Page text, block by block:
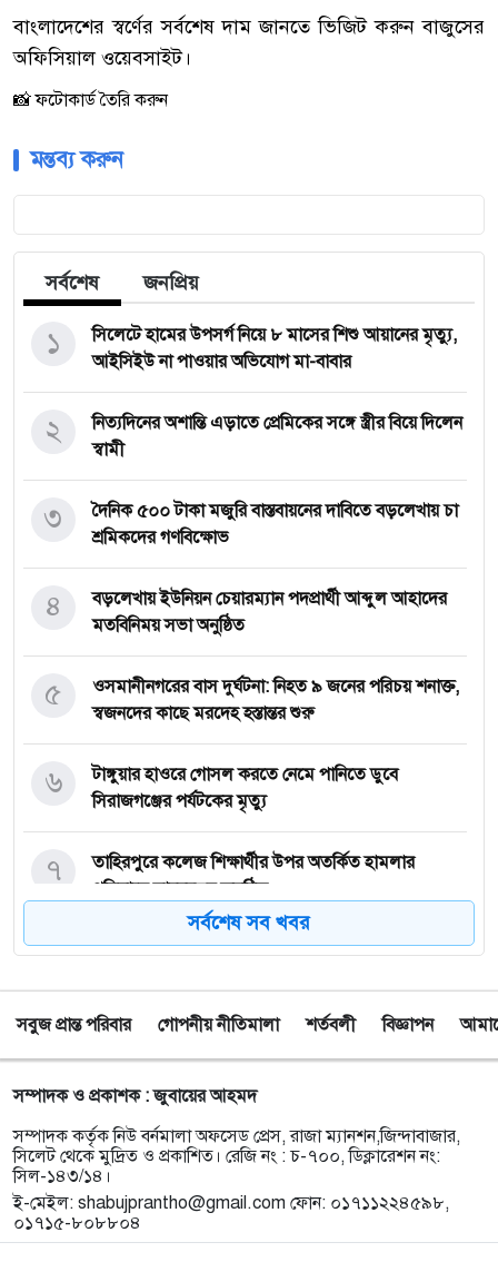
বাংলাদেশের স্বর্ণের সর্বশেষ দাম জানতে ভিজিট করুন বাজুসের
অফিসিয়াল ওয়েবসাইট।
📸 ফটোকার্ড তৈরি করুন
মন্তব্য করুন
সর্বশেষ জনপ্রিয়
সিলেটে হামের উপসর্গ নিয়ে ৮ মাসের শিশু আয়ানের মৃত্যু,
আইসিইউ না পাওয়ার অভিযোগ মা-বাবার
১
নিত্যদিনের অশান্তি এড়াতে প্রেমিকের সঙ্গে স্ত্রীর বিয়ে দিলেন
স্বামী
২
দৈনিক ৫০০ টাকা মজুরি বাস্তবায়নের দাবিতে বড়লেখায় চা
শ্রমিকদের গণবিক্ষোভ
৩
বড়লেখায় ইউনিয়ন চেয়ারম্যান পদপ্রার্থী আব্দুল আহাদের
মতবিনিময় সভা অনুষ্ঠিত
৪
‎ওসমানীনগরের বাস দুর্ঘটনা: নিহত ৯ জনের পরিচয় শনাক্ত,
স্বজনদের কাছে মরদেহ হস্তান্তর শুরু
৫
টাঙ্গুয়ার হাওরে গোসল করতে নেমে পানিতে ডুবে
সিরাজগঞ্জের পর্যটকের মৃত্যু
৬
তাহিরপুরে কলেজ শিক্ষার্থীর উপর অতর্কিত হামলার
প্রতিবাদে মানববন্ধন অনুষ্ঠিত
৭
পাঁচ বন্ধু মিলে ঘুরতে এসেছিলেন সিলেট, কফিনবন্দি হয়ে
৮
সিলেটে অনুষ্ঠান শেষে ফেরার পথে সড়ক দুর্ঘটনায় প্রাণ গেল
তরুণ শিল্পী পেহেলী ভৈরবীর
ওসমানীনগরে ইউনিক ও বেঙ্গল পরিবহনের সংঘর্ষ, নিহত ৯
আহত অন্তত ২৫
১০
ফেসবুক অ্যাড পেমেন্টে যুক্ত হলো ‘বিকাশ
১১
সর্বশেষ সব খবর
সবুজ প্রান্ত পরিবার গোপনীয় নীতিমালা শর্তবলী বিজ্ঞাপন
সম্পাদক ও প্রকাশক : জুবায়ের আহমদ
সম্পাদক কর্তৃক নিউ বর্নমালা অফসেড প্রেস, রাজা ম্যানশন,জিন্দাবাজার,
সিলেট থেকে মুদ্রিত ও প্রকাশিত। রেজি নং : চ-৭০০, ডিক্লারেশন নং:
সিল-১৪৩/১৪।
ই-মেইল: shabujprantho@gmail.com ফোন: ০১৭১১২২৪৫৯৮,
০১৭১৫-৮০৮৮০৪